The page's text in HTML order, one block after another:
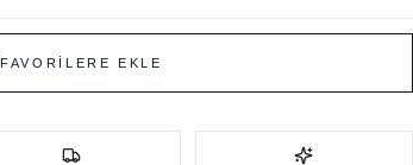
FAVORİLERE EKLE